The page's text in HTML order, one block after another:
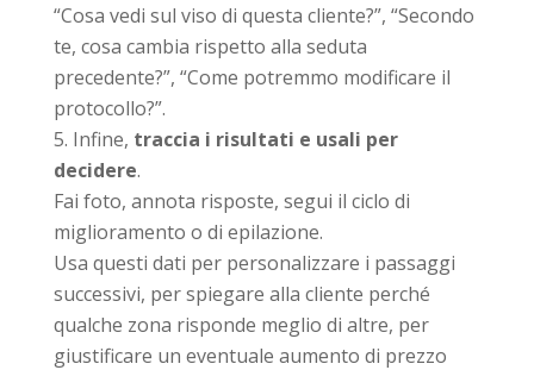
“Cosa vedi sul viso di questa cliente?”, “Secondo
te, cosa cambia rispetto alla seduta
precedente?”, “Come potremmo modificare il
protocollo?”.
Infine, traccia i risultati e usali per
decidere.
Fai foto, annota risposte, segui il ciclo di
miglioramento o di epilazione.
Usa questi dati per personalizzare i passaggi
successivi, per spiegare alla cliente perché
qualche zona risponde meglio di altre, per
giustificare un eventuale aumento di prezzo